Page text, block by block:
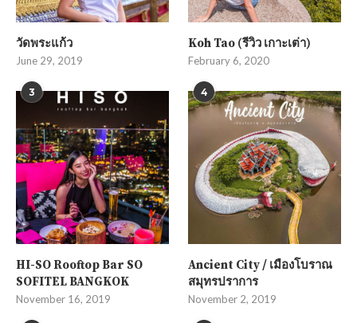
วัดพระแก้ว
June 29, 2019
Koh Tao (รีวิว เกาะเต่า)
February 6, 2020
3
HI-SO Rooftop Bar SO
SOFITEL BANGKOK
November 16, 2019
4
Ancient City / เมืองโบราณ
สมุทรปราการ
November 2, 2019